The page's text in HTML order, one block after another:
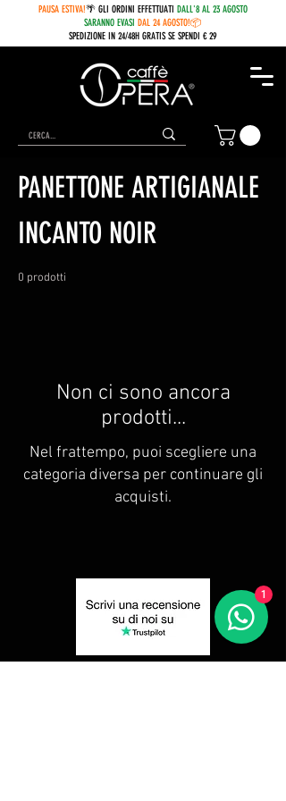
PAUSA ESTIVA!🌴 GLI ORDINI EFFETTUATI DALL'8 AL 23 AGOSTO
SARANNO EVASI DAL 24 AGOSTO!📦
SPEDIZIONE IN 24/48H GRATIS SE SPENDI € 29
Home PANETTONE ARTIGIANALE INCANTO NOIR
PANETTONE ARTIGIANALE
INCANTO NOIR
0 prodotti
Non ci sono ancora
prodotti...
Nel frattempo, puoi scegliere una
categoria diversa per continuare gli
acquisti.
1